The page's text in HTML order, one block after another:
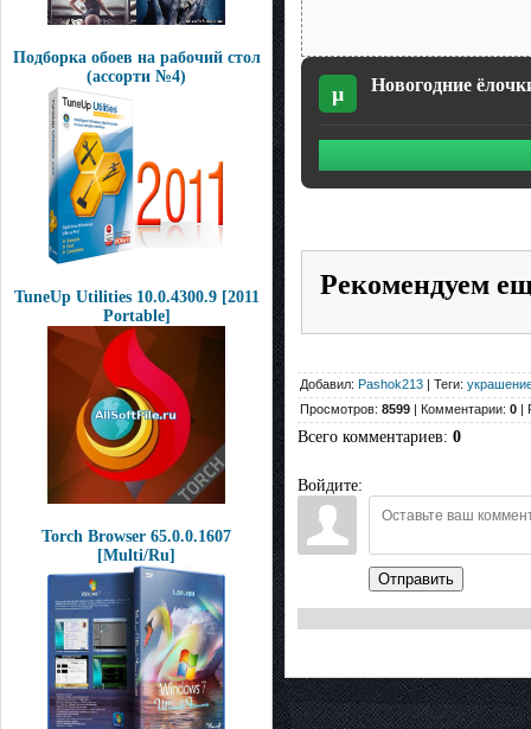
Подборка обоев на рабочий стол
(ассорти №4)
TuneUp Utilities 10.0.4300.9 [2011
Portable]
Torch Browser 65.0.0.1607
[Multi/Ru]
µ Новогодние
Рекомендуем
Добавил: Pashok213 | Теги:
Просмотров: 8599 | Комментарии: 0 |
Всего комментариев: 0
Войдите:
Отправить